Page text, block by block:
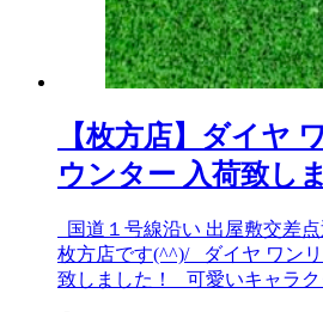
【枚方店】ダイヤ
ウンター 入荷致し
国道１号線沿い 出屋敷交差
枚方店です(^^)/ ダイヤ ワン
致しました！ 可愛いキャラ